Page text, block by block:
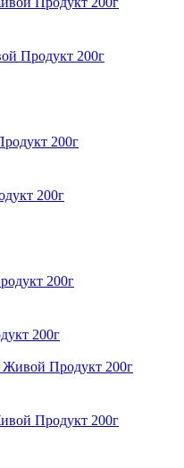
Продукт 200г
200г
200г
Продукт 200г